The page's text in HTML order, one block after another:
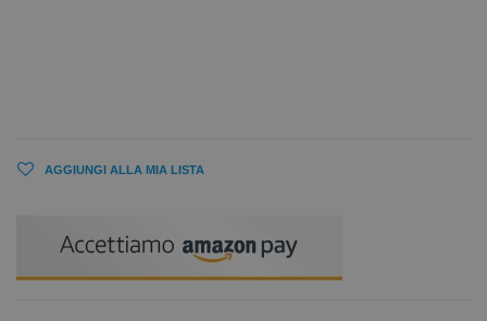
AGGIUNGI ALLA MIA LISTA